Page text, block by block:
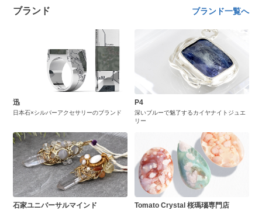
ブランド ブランド一覧へ
迅
日本石×シルバーアクセサリーのブランド
P4
深いブルーで魅了するカイヤナイトジュエ
リー
石家ユニバーサルマインド Tomato Crystal 桜瑪瑙専門店